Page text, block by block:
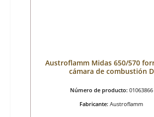
Austroflamm Midas 650/570
cámara de combustión D
Número de producto: 01063866
Fabricante: Austroflamm